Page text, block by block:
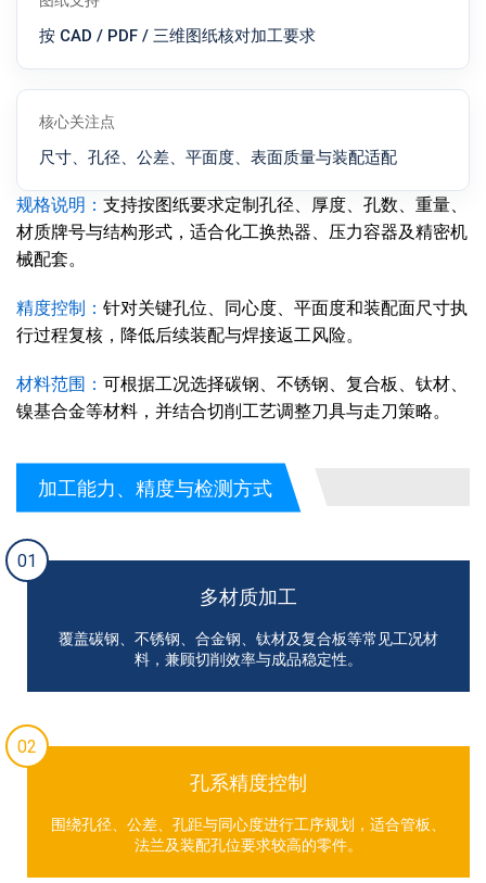
按 CAD / PDF / 三维图纸核对加工要求
核心关注点
尺寸、孔径、公差、平面度、表面质量与装配适配
规格说明： 支持按图纸要求定制孔径、厚度、孔数、重量、
材质牌号与结构形式，适合化工换热器、压力容器及精密机
械配套。
精度控制： 针对关键孔位、同心度、平面度和装配面尺寸执
行过程复核，降低后续装配与焊接返工风险。
材料范围： 可根据工况选择碳钢、不锈钢、复合板、钛材、
镍基合金等材料，并结合切削工艺调整刀具与走刀策略。
加工能力、精度与检测方式
01
多材质加工
覆盖碳钢、不锈钢、合金钢、钛材及复合板等常见工况材
料，兼顾切削效率与成品稳定性。
02
孔系精度控制
围绕孔径、公差、孔距与同心度进行工序规划，适合管板、
法兰及装配孔位要求较高的零件。